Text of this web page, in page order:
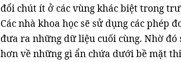
đổi chút ít ở các vùng khác biệt trong
Các nhà khoa học sẽ sử dụng các phép
đưa ra những dữ liệu cuối cùng. Nhờ
hơn về những gì ẩn chứa dưới bề mặt